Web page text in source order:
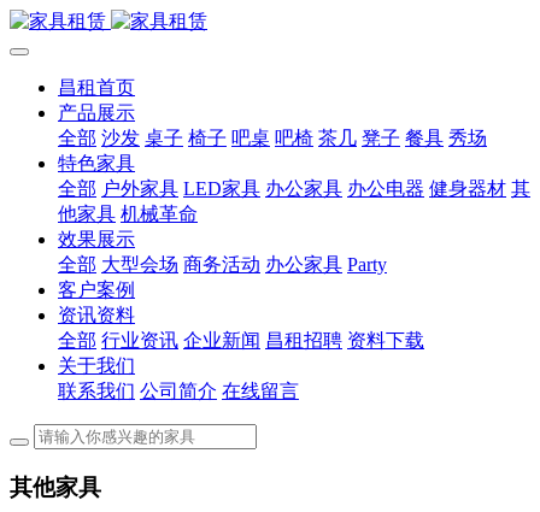
昌租首页
产品展示
全部 沙发 桌子 椅子 吧桌 吧椅 茶几 凳子 餐具 秀场
特色家具
全部 户外家具 LED家具 办公家具 办公电器 健身器材 其
他家具 机械革命
效果展示
全部 大型会场 商务活动 办公家具 Party
客户案例
资讯资料
全部 行业资讯 企业新闻 昌租招聘 资料下载
关于我们
联系我们 公司简介 在线留言
其他家具